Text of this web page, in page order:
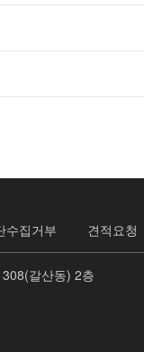
수집거부 견적요청
갈산동) 2층